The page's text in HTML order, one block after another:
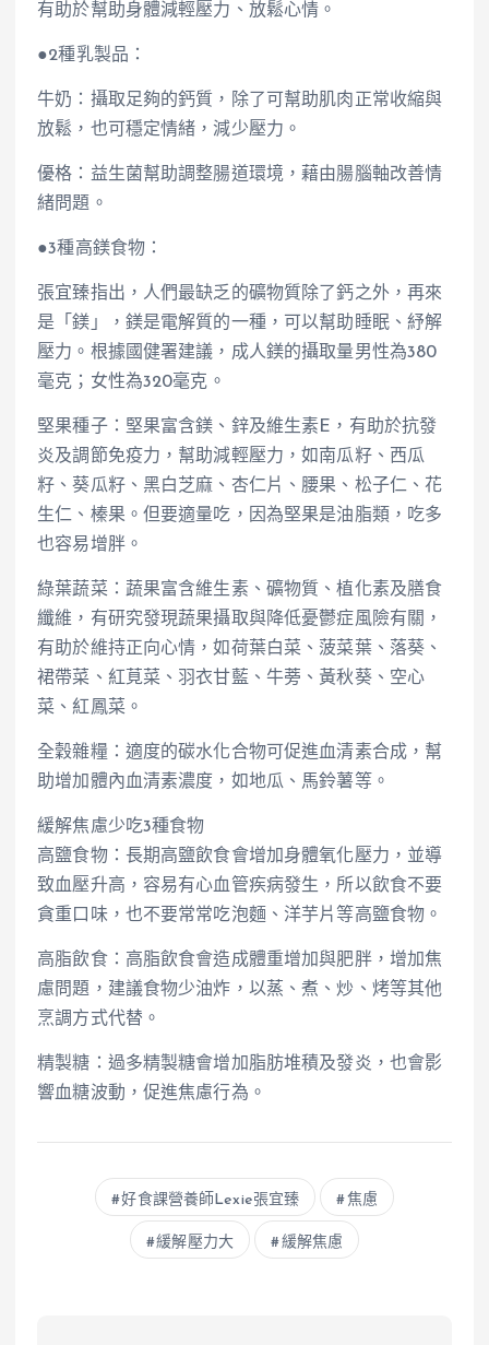
有助於幫助身體減輕壓力、放鬆心情。
●2種乳製品：
牛奶：攝取足夠的鈣質，除了可幫助肌肉正常收縮與
放鬆，也可穩定情緒，減少壓力。
優格：益生菌幫助調整腸道環境，藉由腸腦軸改善情
緒問題。
●3種高鎂食物：
張宜臻指出，人們最缺乏的礦物質除了鈣之外，再來
是「鎂」，鎂是電解質的一種，可以幫助睡眠、紓解
壓力。根據國健署建議，成人鎂的攝取量男性為380
毫克；女性為320毫克。
堅果種子：堅果富含鎂、鋅及維生素E，有助於抗發
炎及調節免疫力，幫助減輕壓力，如南瓜籽、西瓜
籽、葵瓜籽、黑白芝麻、杏仁片、腰果、松子仁、花
生仁、榛果。但要適量吃，因為堅果是油脂類，吃多
也容易增胖。
綠葉蔬菜：蔬果富含維生素、礦物質、植化素及膳食
纖維，有研究發現蔬果攝取與降低憂鬱症風險有關，
有助於維持正向心情，如荷葉白菜、菠菜葉、落葵、
裙帶菜、紅莧菜、羽衣甘藍、牛蒡、黃秋葵、空心
菜、紅鳳菜。
全穀雜糧：適度的碳水化合物可促進血清素合成，幫
助增加體內血清素濃度，如地瓜、馬鈴薯等。
緩解焦慮少吃3種食物
高鹽食物：長期高鹽飲食會增加身體氧化壓力，並導
致血壓升高，容易有心血管疾病發生，所以飲食不要
貪重口味，也不要常常吃泡麵、洋芋片等高鹽食物。
高脂飲食：高脂飲食會造成體重增加與肥胖，增加焦
慮問題，建議食物少油炸，以蒸、煮、炒、烤等其他
烹調方式代替。
精製糖：過多精製糖會增加脂肪堆積及發炎，也會影
響血糖波動，促進焦慮行為。
好食課營養師Lexie張宜臻 焦慮
緩解壓力大 緩解焦慮